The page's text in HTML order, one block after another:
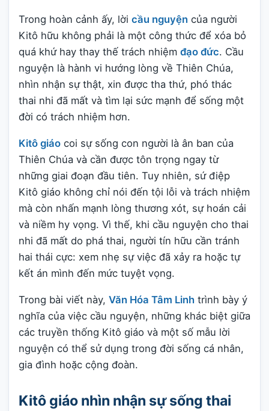
Trong hoàn cảnh ấy, lời cầu nguyện của người
Kitô hữu không phải là một công thức để xóa bỏ
quá khứ hay thay thế trách nhiệm đạo đức. Cầu
nguyện là hành vi hướng lòng về Thiên Chúa,
nhìn nhận sự thật, xin được tha thứ, phó thác
thai nhi đã mất và tìm lại sức mạnh để sống một
đời có trách nhiệm hơn.
Kitô giáo coi sự sống con người là ân ban của
Thiên Chúa và cần được tôn trọng ngay từ
những giai đoạn đầu tiên. Tuy nhiên, sứ điệp
Kitô giáo không chỉ nói đến tội lỗi và trách nhiệm
mà còn nhấn mạnh lòng thương xót, sự hoán cải
và niềm hy vọng. Vì thế, khi cầu nguyện cho thai
nhi đã mất do phá thai, người tín hữu cần tránh
hai thái cực: xem nhẹ sự việc đã xảy ra hoặc tự
kết án mình đến mức tuyệt vọng.
Trong bài viết này, Văn Hóa Tâm Linh trình bày ý
nghĩa của việc cầu nguyện, những khác biệt giữa
các truyền thống Kitô giáo và một số mẫu lời
nguyện có thể sử dụng trong đời sống cá nhân,
gia đình hoặc cộng đoàn.
Kitô giáo nhìn nhận sự sống thai